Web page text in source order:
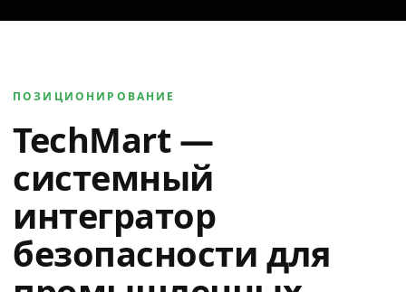
ПОЗИЦИОНИРОВАНИЕ
TechMart —
системный
интегратор
безопасности для